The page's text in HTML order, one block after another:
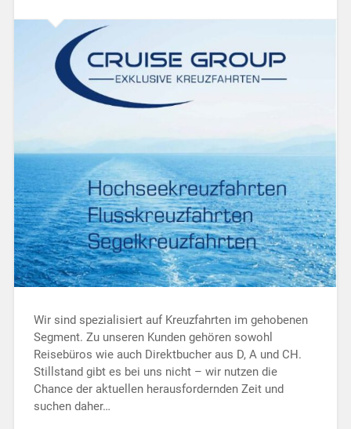
Wir sind spezialisiert auf Kreuzfahrten im gehobenen
Segment. Zu unseren Kunden gehören sowohl
Reisebüros wie auch Direktbucher aus D, A und CH.
Stillstand gibt es bei uns nicht – wir nutzen die
Chance der aktuellen herausfordernden Zeit und
suchen daher…